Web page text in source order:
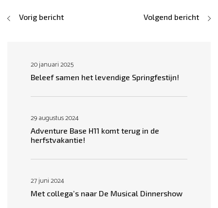
Volgend bericht
Vorig bericht
20 januari 2025
Beleef samen het levendige Springfestijn!
29 augustus 2024
Adventure Base H11 komt terug in de
herfstvakantie!
27 juni 2024
Met collega’s naar De Musical Dinnershow